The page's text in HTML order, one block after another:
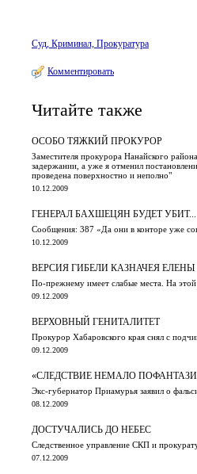
Суд, Криминал, Прокуратура
Комментировать
Читайте также
ОСОБО ТЯЖКИЙ ПРОКУРОР
Заместителя прокурора Нанайского
задержании, а уже я отменил
проведена поверхностно и неполно"
10.12.2009
ГЕНЕРАЛ БАХШЕЦЯН БУДЕТ УБИТ...
Сообщения: 387 «Да они в конторе уже
10.12.2009
ВЕРСИЯ ГИБЕЛИ КАЗНАЧЕЯ
По-прежнему имеет слабые места. На этой
09.12.2009
ВЕРХОВНЫЙ ГЕНИТАЛИТЕТ
Прокурор Хабаровского края снял с
09.12.2009
«СЛЕДСТВИЕ НЕМАЛО
Экс-губернатор Приамурья заявил о
08.12.2009
ДОСТУЧАЛИСЬ ДО НЕБЕС
Следственное управление СКП и
07.12.2009